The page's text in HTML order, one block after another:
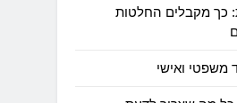
כך מקבלים החלטות
משפטי ואישי